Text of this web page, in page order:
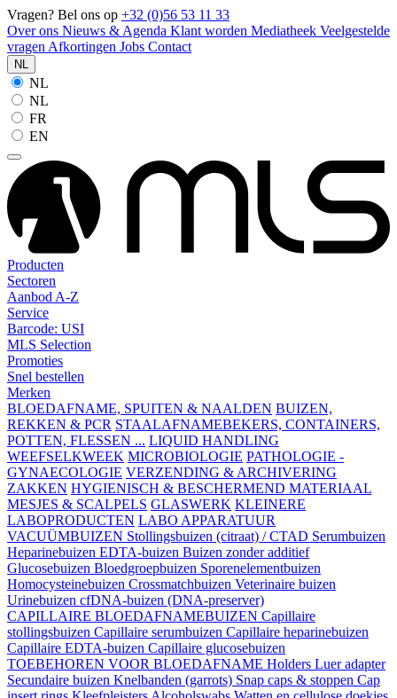
Vragen? Bel ons op +32 (0)56 53 11 33
Over ons Nieuws & Agenda Klant worden Mediatheek Veelgestelde
vragen Afkortingen Jobs Contact
NL
NL
NL
FR
EN
Producten
Sectoren
Aanbod A-Z
Service
Barcode: USI
MLS Selection
Promoties
Snel bestellen
Merken
BLOEDAFNAME, SPUITEN & NAALDEN BUIZEN,
REKKEN & PCR STAALAFNAMEBEKERS, CONTAINERS,
POTTEN, FLESSEN ... LIQUID HANDLING
WEEFSELKWEEK MICROBIOLOGIE PATHOLOGIE -
GYNAECOLOGIE VERZENDING & ARCHIVERING
ZAKKEN HYGIENISCH & BESCHERMEND MATERIAAL
MESJES & SCALPELS GLASWERK KLEINERE
LABOPRODUCTEN LABO APPARATUUR
VACUÜMBUIZEN Stollingsbuizen (citraat) / CTAD Serumbuizen
Heparinebuizen EDTA-buizen Buizen zonder additief
Glucosebuizen Bloedgroepbuizen Sporenelementbuizen
Homocysteinebuizen Crossmatchbuizen Veterinaire buizen
Urinebuizen cfDNA-buizen (DNA-preserver)
CAPILLAIRE BLOEDAFNAMEBUIZEN Capillaire
stollingsbuizen Capillaire serumbuizen Capillaire heparinebuizen
Capillaire EDTA-buizen Capillaire glucosebuizen
TOEBEHOREN VOOR BLOEDAFNAME Holders Luer adapter
Secundaire buizen Knelbanden (garrots) Snap caps & stoppen Cap